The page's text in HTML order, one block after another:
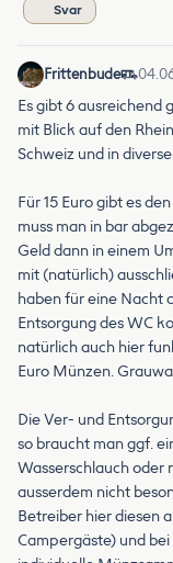
Svar
Frittenbude
Es gibt 6 ausreichend
mit Blick auf den
Schweiz und in
Für 15 Euro gibt es
muss man in bar
Geld dann in einem
mit (natürlich)
haben für eine Nacht
Entsorgung des WC
natürlich auch hier
Euro Münzen.
Die Ver- und
so braucht man ggf.
Wasserschlauch oder
ausserdem nicht
Betreiber hier diesen
Campergäste) und